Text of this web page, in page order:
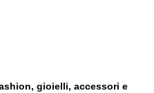
gioielli, accessori e